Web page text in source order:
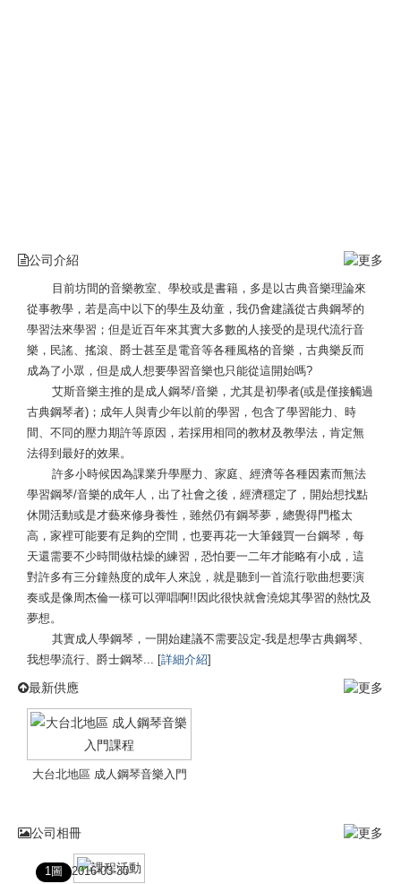
公司介紹
目前坊間的音樂教室、學校或是書籍，多是以古典音樂理論來
從事教學，若是高中以下的學生及幼童，我仍會建議從古典鋼琴的
學習法來學習；但是近百年來其實大多數的人接受的是現代流行音
樂，民謠、搖滾、爵士甚至是電音等各種風格的音樂，古典樂反而
成為了小眾，但是成人想要學習音樂也只能從這開始嗎?
艾斯音樂主推的是成人鋼琴/音樂，尤其是初學者(或是僅接觸過
古典鋼琴者)；成年人與青少年以前的學習，包含了學習能力、時
間、不同的壓力期許等原因，若採用相同的教材及教學法，肯定無
法得到最好的效果。
許多小時候因為課業升學壓力、家庭、經濟等各種因素而無法
學習鋼琴/音樂的成年人，出了社會之後，經濟穩定了，開始想找點
休閒活動或是才藝來修身養性，雖然仍有鋼琴夢，總覺得門檻太
高，家裡可能要有足夠的空間，也要再花一大筆錢買一台鋼琴，每
天還需要不少時間做枯燥的練習，恐怕要一二年才能略有小成，這
對許多有三分鐘熱度的成年人來說，就是聽到一首流行歌曲想要演
奏或是像周杰倫一樣可以彈唱啊!!因此很快就會澆熄其學習的熱忱及
夢想。
其實成人學鋼琴，一開始建議不需要設定-我是想學古典鋼琴、
我想學流行、爵士鋼琴... [詳細介紹]
最新供應
大台北地區 成人鋼琴音樂入門
大台北地區
成人鋼琴音樂
公司相冊
1圖
2016-03-30